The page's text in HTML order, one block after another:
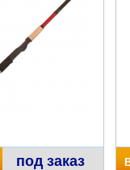
под заказ